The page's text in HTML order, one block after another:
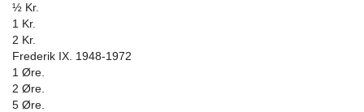
½ Kr.
1 Kr.
2 Kr.
Frederik IX. 1948-1972
1 Øre.
2 Øre.
5 Øre.